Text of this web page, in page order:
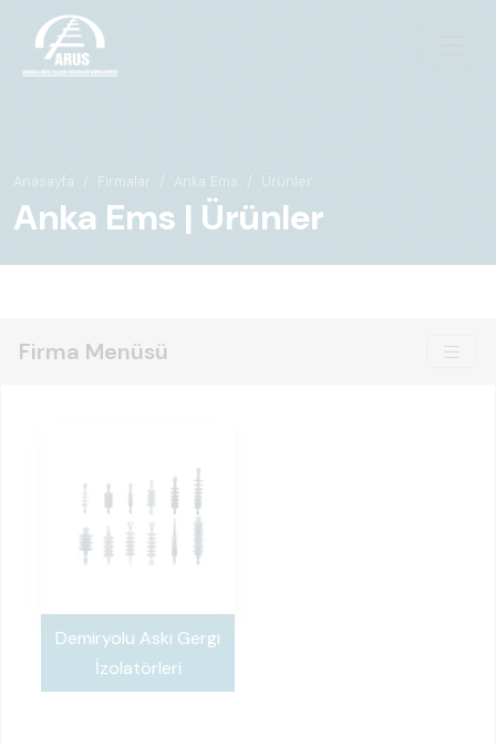
Anasayfa Firmalar Anka Ems Ürünler
Anka Ems | Ürünler
Firma Menüsü
Demiryolu Askı Gergi
İzolatörleri